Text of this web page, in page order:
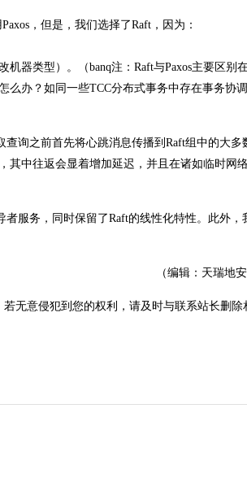
，但是，我们选择了Raft，因为：
器类型）。（banq注：Raft与Paxos主要区别
么办？如同一些TCC分布式事务中存在事务协
询之前首先将心跳消息传播到Raft组中的大多
其中往返会显着增加延迟，并且在诸如临时网
服务，同时保留了Raft的线性化特性。此外，
（编辑：天瑞地
无意侵犯到您的权利，请及时与联系站长删除